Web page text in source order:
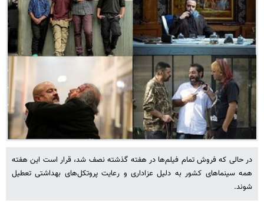
در حالی که فروش تمام فیلم‌ها در هفته گذشته نصف شد، قرار است این هفته
همه سینماهای کشور به دلیل عزاداری و رعایت پروتکل‌های بهداشتی تعطیل
شوند.